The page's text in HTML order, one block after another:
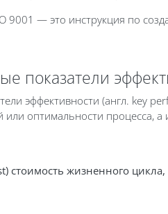
9001 — это инструкция по
показатели
эффективности (англ. key
или оптимальности процесса,
стоимость жизненного